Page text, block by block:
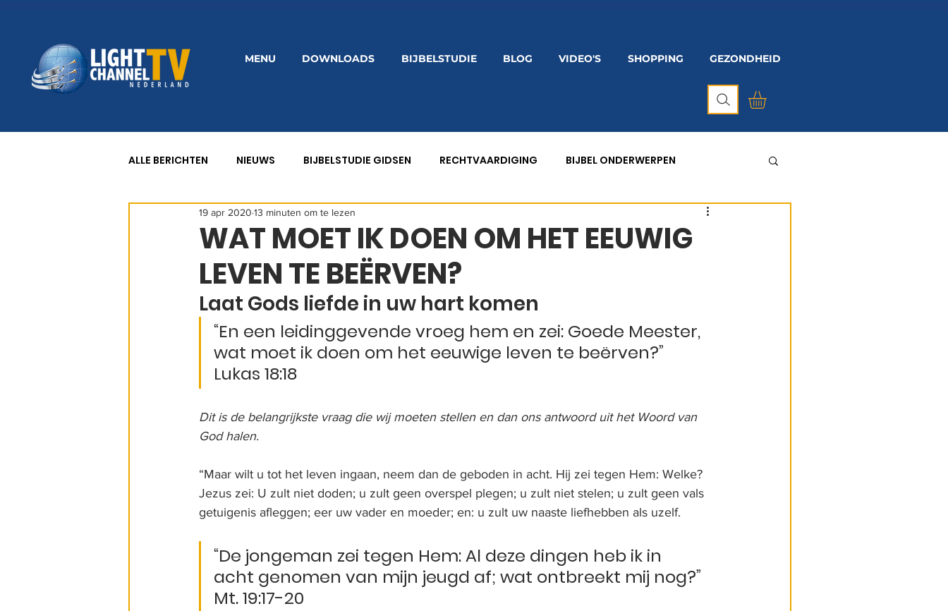
MENU DOWNLOADS BIJBELSTUDIE BLOG VIDEO'S SHOPPING GEZONDHEID
ALLE BERICHTEN NIEUWS BIJBELSTUDIE GIDSEN RECHTVAARDIGING BIJBEL ONDERWERPEN
8 GEZONDHEIDSWETTEN GEZONDHEID
WAT MOET IK DOEN OM HET EEUWIG
LEVEN TE BEËRVEN?
19 apr 2020 13 minuten om te lezen
Laat Gods liefde in uw hart komen
“En een leidinggevende vroeg hem en zei: Goede Meester,
wat moet ik doen om het eeuwige leven te beërven?”
Lukas 18:18
Dit is de belangrijkste vraag die wij moeten stellen en dan ons antwoord uit het Woord van
God halen.
“Maar wilt u tot het leven ingaan, neem dan de geboden in acht. Hij zei tegen Hem: Welke?
Jezus zei: U zult niet doden; u zult geen overspel plegen; u zult niet stelen; u zult geen vals
getuigenis afleggen; eer uw vader en moeder; en: u zult uw naaste liefhebben als uzelf.
“De jongeman zei tegen Hem: Al deze dingen heb ik in
acht genomen van mijn jeugd af; wat ontbreekt mij nog?”
Mt. 19:17-20